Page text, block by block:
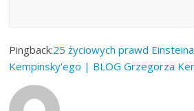
Pingback:25 życiowych prawd
Kempinsky'ego | BLOG Grzegorza